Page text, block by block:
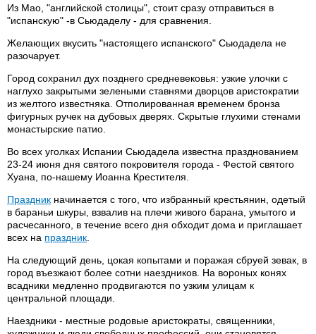
Из Мао, "английской столицы", стоит сразу отправиться в
"испанскую" -в Сьюдаделу - для сравнения.
Желающих вкусить "настоящего испанского" Сьюдадела не
разочарует.
Город сохранил дух позднего средневековья: узкие улочки с
наглухо закрытыми зелеными ставнями дворцов аристократии
из желтого известняка. Отполированная временем бронза
фигурных ручек на дубовых дверях. Скрытые глухими стенами
монастырские патио.
Во всех уголках Испании Сьюдадела известна празднованием
23-24 июня дня святого покровителя города - Фестой святого
Хуана, по-нашему Иоанна Крестителя.
Праздник начинается с того, что избранный крестьянин, одетый
в бараньи шкуры, взвалив на плечи живого барана, умытого и
расчесанного, в течение всего дня обходит дома и приглашает
всех на праздник
На следующий день, цокая копытами и поражая сбруей зевак, в
город въезжают более сотни наездников. На вороных конях
всадники медленно продвигаются по узким улицам к
центральной площади.
Наездники - местные родовые аристократы, священники,